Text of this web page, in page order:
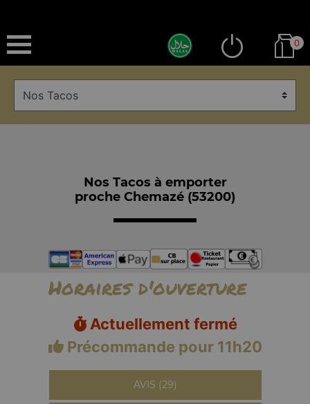
0
Nos Tacos à emporter
proche Chemazé (53200)
Horaires d'ouverture
Actuellement fermé
Précommande pour 11h20
AVIS (29)